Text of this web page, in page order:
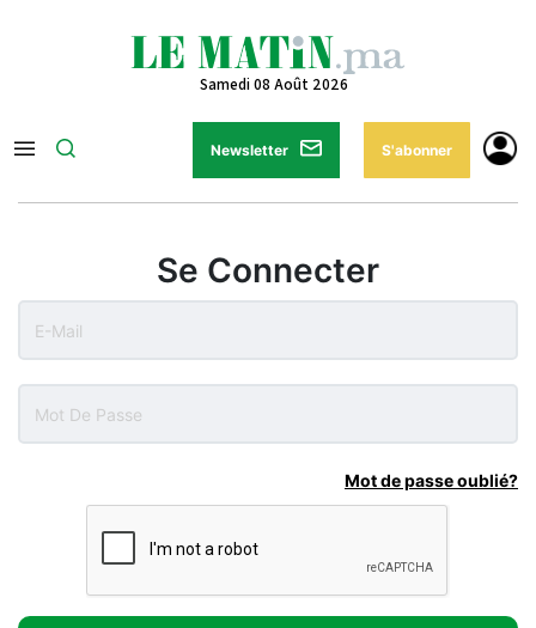
Samedi 08 Août 2026
Newsletter S'abonner
Se Connecter
Mot de passe oublié?